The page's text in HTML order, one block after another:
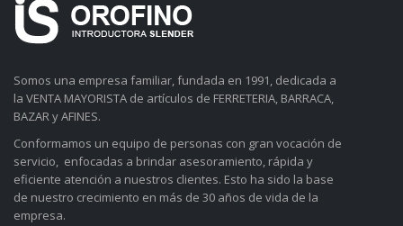
Somos una empresa familiar, fundada en 1991, dedicada a
la VENTA MAYORISTA de artículos de FERRETERIA, BARRACA,
BAZAR y AFINES.
Conformamos un equipo de personas con gran vocación de
servicio, enfocadas a brindar asesoramiento, rápida y
eficiente atención a nuestros clientes. Esto ha sido la base
de nuestro crecimiento en más de 30 años de vida de la
empresa.